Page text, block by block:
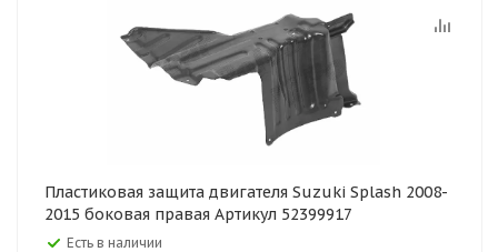
Пластиковая защита двигателя Suzuki Splash 2008-
2015 боковая правая Артикул 52399917
Есть в наличии